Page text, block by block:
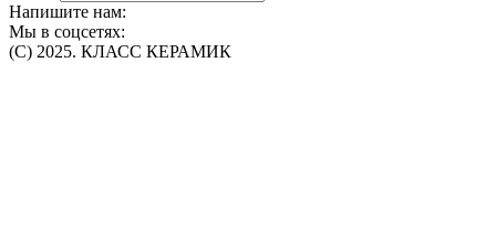
Напишите нам:
Мы в соцсетях:
(C) 2025. КЛАСС КЕРАМИК